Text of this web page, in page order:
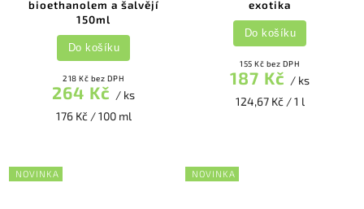
bioethanolem a šalvějí
150ml
218 Kč bez DPH
264 Kč / ks
176 Kč / 100 ml
Do košíku
exotika
155 Kč bez DPH
187 Kč / ks
124,67 Kč / 1 l
Do košíku
NOVINKA NOVINKA